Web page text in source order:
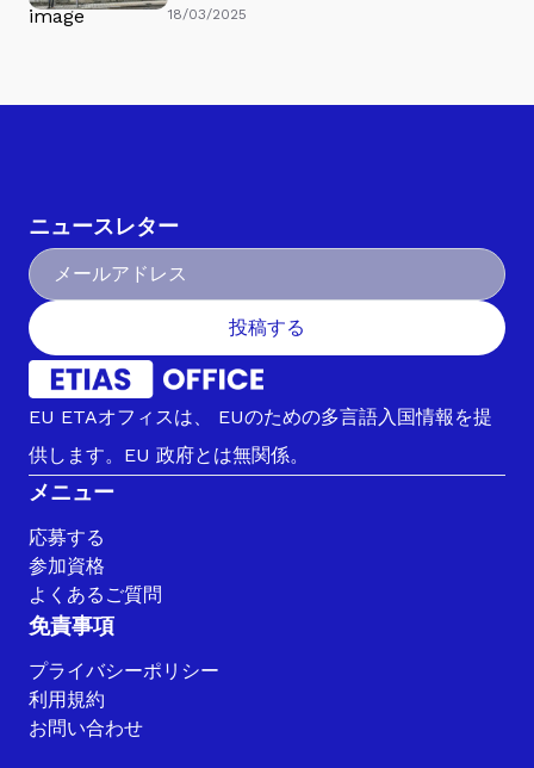
18/03/2025
ニュースレター
投稿する
EU ETAオフィスは、 EUのための多言語入国情報を提
供します。EU 政府とは無関係。
メニュー
応募する
参加資格
よくあるご質問
免責事項
プライバシーポリシー
利用規約
お問い合わせ